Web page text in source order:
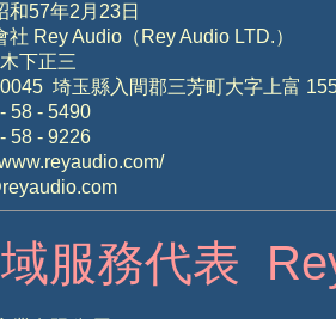
和57年2 月 23日
社 Rey Audio （ Rey Audio LTD.）
木下正三
埼玉縣入間郡三芳町大字上富
58 - 5490
58 - 9226
域服務代表